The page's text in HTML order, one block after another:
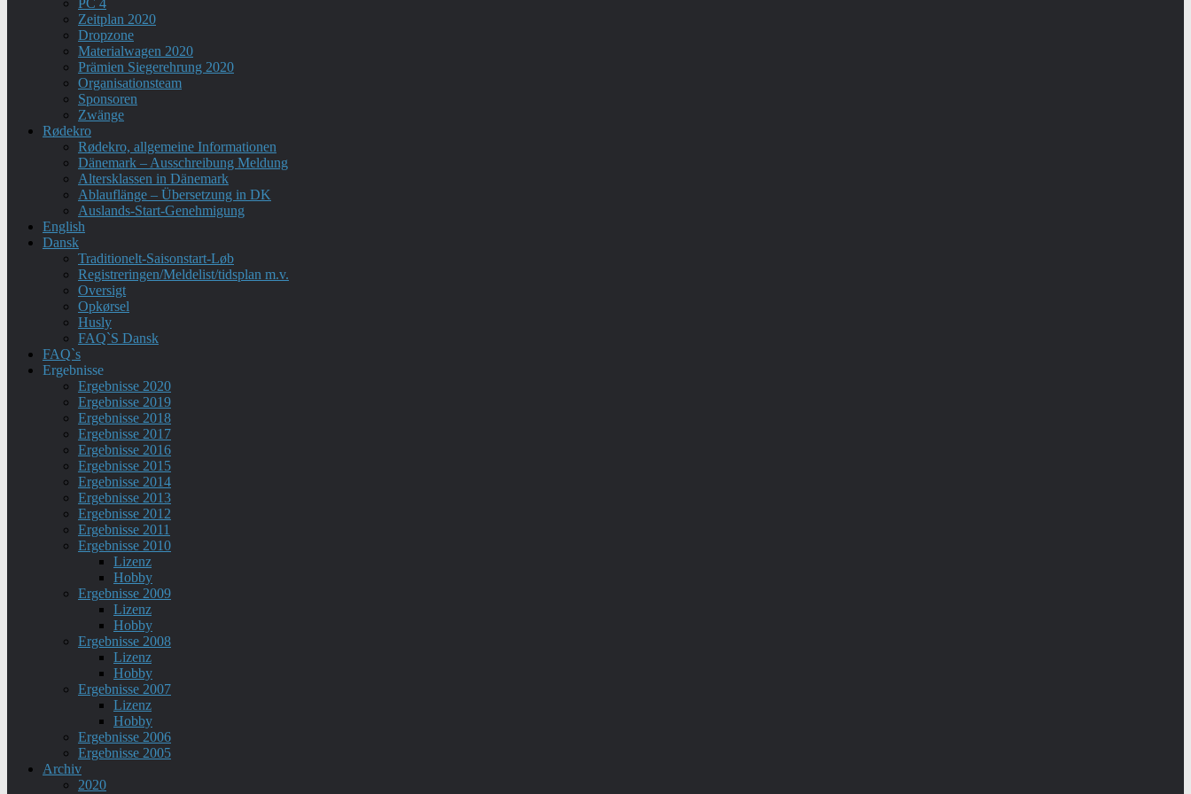
PC 4
Zeitplan 2020
Dropzone
Materialwagen 2020
Prämien Siegerehrung 2020
Organisationsteam
Sponsoren
Zwänge
Rødekro
Rødekro, allgemeine Informationen
Dänemark – Ausschreibung Meldung
Altersklassen in Dänemark
Ablauflänge – Übersetzung in DK
Auslands-Start-Genehmigung
English
Dansk
Traditionelt-Saisonstart-Løb
Registreringen/Meldelist/tidsplan m.v.
Oversigt
Opkørsel
Husly
FAQ`S Dansk
FAQ`s
Ergebnisse
Ergebnisse 2020
Ergebnisse 2019
Ergebnisse 2018
Ergebnisse 2017
Ergebnisse 2016
Ergebnisse 2015
Ergebnisse 2014
Ergebnisse 2013
Ergebnisse 2012
Ergebnisse 2011
Ergebnisse 2010
Lizenz
Hobby
Ergebnisse 2009
Lizenz
Hobby
Ergebnisse 2008
Lizenz
Hobby
Ergebnisse 2007
Lizenz
Hobby
Ergebnisse 2006
Ergebnisse 2005
Archiv
2020